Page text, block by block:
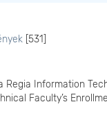
[531]
Regia Information
Faculty’s